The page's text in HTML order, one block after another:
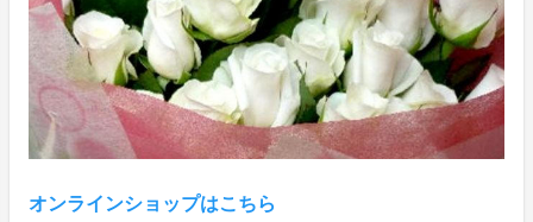
オンラインショップはこちら